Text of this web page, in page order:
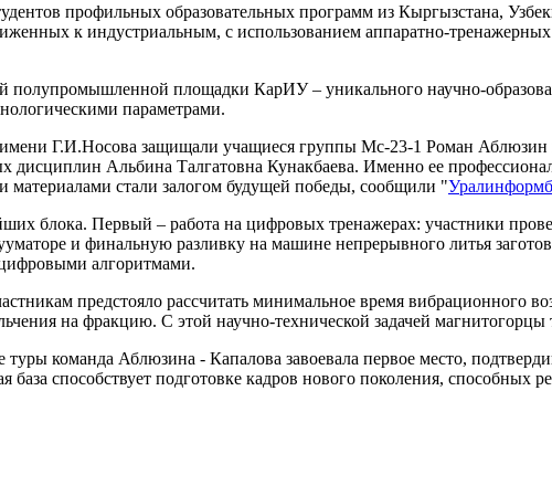
профильных образовательных программ из Кыргызстана,
к индустриальным, с использованием аппаратно-
полупромышленной площадки КарИУ – уникального научно-
параметрами.
Г.И.Носова защищали учащиеся группы Мс-23-1 Роман Аблюзин
дисциплин Альбина Талгатовна Кунакбаева. Именно ее
материалами стали залогом будущей победы, сообщили "
блока. Первый – работа на цифровых тренажерах: участники
и финальную разливку на машине непрерывного литья
алгоритмами.
предстояло рассчитать минимальное время вибрационного
на фракцию. С этой научно-технической задачей магнитогорцы
туры команда Аблюзина - Капалова завоевала первое место,
база способствует подготовке кадров нового поколения, способных